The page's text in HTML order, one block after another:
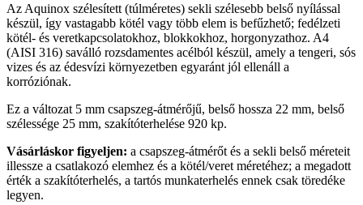
Az Aquinox szélesített (túlméretes) sekli szélesebb belső nyílással
készül, így vastagabb kötél vagy több elem is befűzhető; fedélzeti
kötél- és veretkapcsolatokhoz, blokkokhoz, horgonyzathoz. A4
(AISI 316) saválló rozsdamentes acélból készül, amely a tengeri, sós
vizes és az édesvízi környezetben egyaránt jól ellenáll a
korróziónak.
Ez a változat 5 mm csapszeg-átmérőjű, belső hossza 22 mm, belső
szélessége 25 mm, szakítóterhelése 920 kp.
Vásárláskor figyeljen: a csapszeg-átmérőt és a sekli belső méreteit
illessze a csatlakozó elemhez és a kötél/veret méretéhez; a megadott
érték a szakítóterhelés, a tartós munkaterhelés ennek csak töredéke
legyen.